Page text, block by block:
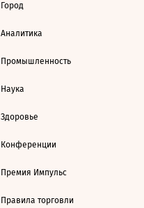
Город
Аналитика
Промышленность
Наука
Здоровье
Конференции
Премия Импульс
Правила торговли